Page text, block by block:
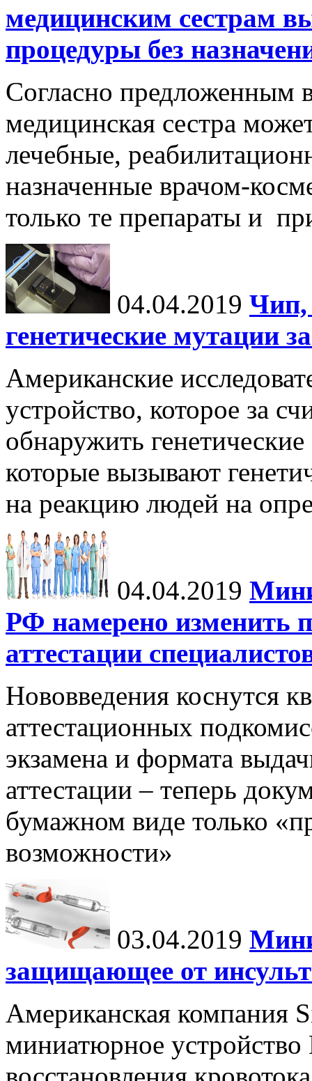
медицинским сестрам
процедуры без
Согласно предложенным
медицинская сестра
лечебные,
назначенные врачом-
только те препараты и
04.04.2019 Чип,
генетические мутации
Американские
устройство, которое за
обнаружить
которые вызывают
на реакцию людей на
04.04.2019
РФ намерено изменить
аттестации
Нововведения коснутся
аттестационных
экзамена и формата
аттестации – теперь
бумажном виде только
возможности»
03.04.2019
защищающее от
Американская компания
миниатюрное устройство